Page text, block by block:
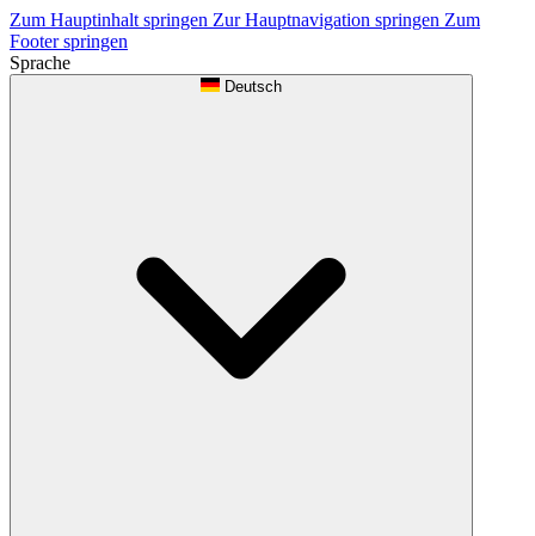
Zum Hauptinhalt springen Zur Hauptnavigation springen Zum
Footer springen
Sprache
Deutsch